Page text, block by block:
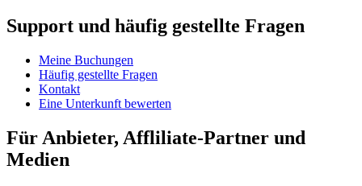
Support und häufig gestellte Fragen
Meine Buchungen
Häufig gestellte Fragen
Kontakt
Eine Unterkunft bewerten
Für Anbieter, Affliliate-Partner und
Medien